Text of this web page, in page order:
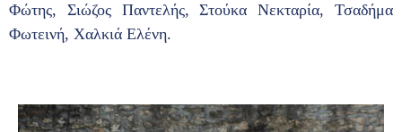
Φώτης, Σιώζος Παντελής, Στούκα Νεκταρία, Τσαδήμα
Φωτεινή, Χαλκιά Ελένη.